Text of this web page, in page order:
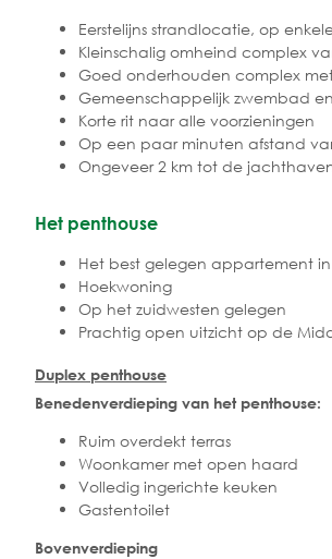
Eerstelijns strandlocatie, op
Kleinschalig omheind complex
Goed onderhouden complex
Gemeenschappelijk zwembad
Korte rit naar alle voorzieningen
Op een paar minuten afstand
Ongeveer 2 km tot de
Het penthouse
Het best gelegen appartement
Hoekwoning
Op het zuidwesten gelegen
Prachtig open uitzicht op de
Duplex penthouse
Benedenverdieping van het penthouse:
Ruim overdekt terras
Woonkamer met open haard
Volledig ingerichte keuken
Gastentoilet
Bovenverdieping